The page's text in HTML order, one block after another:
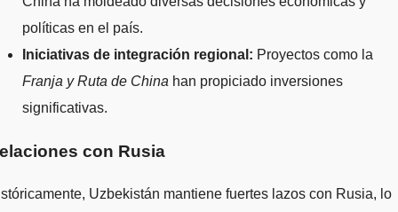
políticas en el país.
Iniciativas de integración regional: Proyectos como la
Franja y Ruta de China han propiciado inversiones
significativas.
con Rusia
Uzbekistán mantiene fuertes lazos con Rusia, lo